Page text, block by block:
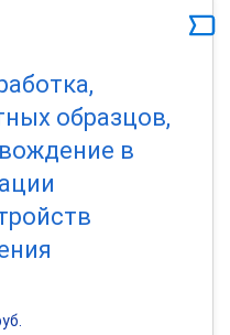
образцов,
в